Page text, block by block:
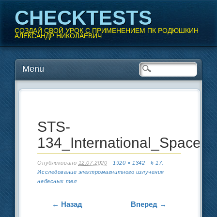
CHECKTESTS
СОЗДАЙ СВОЙ УРОК С ПРИМЕНЕНИЕМ ПК РОДЮШКИН
АЛЕКСАНДР НИКОЛАЕВИЧ
Главное меню
Перейти
содержанию
Menu
STS-
Опубликовано 12.07.2020 -1920 × 1342 - § 17.
Исследование электромагнитного излучения
небесных тел
← Назад Вперед →